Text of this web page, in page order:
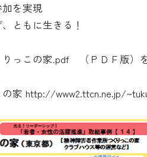
を実現
もに生きる！
りっこの家.pdf （ＰＤＦ版）
家 http://www2.ttcn.ne.jp/